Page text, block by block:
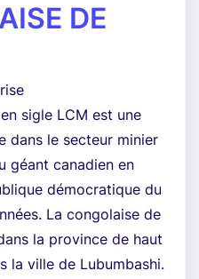
DE
sigle LCM est une
dans le secteur minier
géant canadien en
démocratique du
La congolaise de
la province de haut
la ville de Lubumbashi.